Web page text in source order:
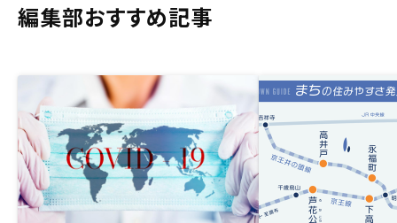
編集部おすすめ記事